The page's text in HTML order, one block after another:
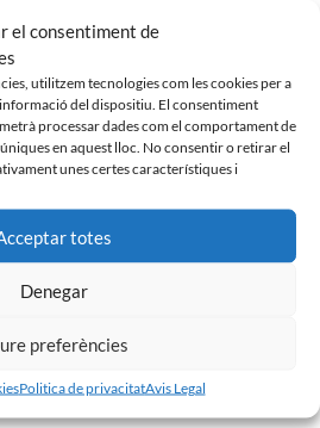
el consentiment de
utilitzem tecnologies com les cookies per a
del dispositiu. El consentiment
processar dades com el comportament de
en aquest lloc. No consentir o retirar el
unes certes característiques i
totes
Denegar
preferències
Politica de privacitatAvis Legal
JUGADOR DEL CE SABADELL